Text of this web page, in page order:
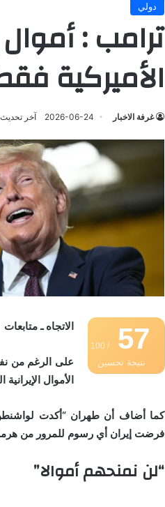
دولي
ترامب :
الأميركية
غرفة الاخبار 2026-06-24 آخر تحديث: 2026-06-
57
/ 100
نتيجة تحسين
الاتجاه ـ متابعات
على الرغم من
الأموال
كما أضاف أن طهران “أكدت
فرضت إيران أي رسوم للمرور من
“لن نمنحهم أموالا”